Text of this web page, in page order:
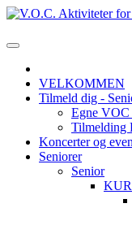
VELKOMMEN
Tilmeld dig -
Egne
Tilmelding
Koncerter og
Seniorer
Senior